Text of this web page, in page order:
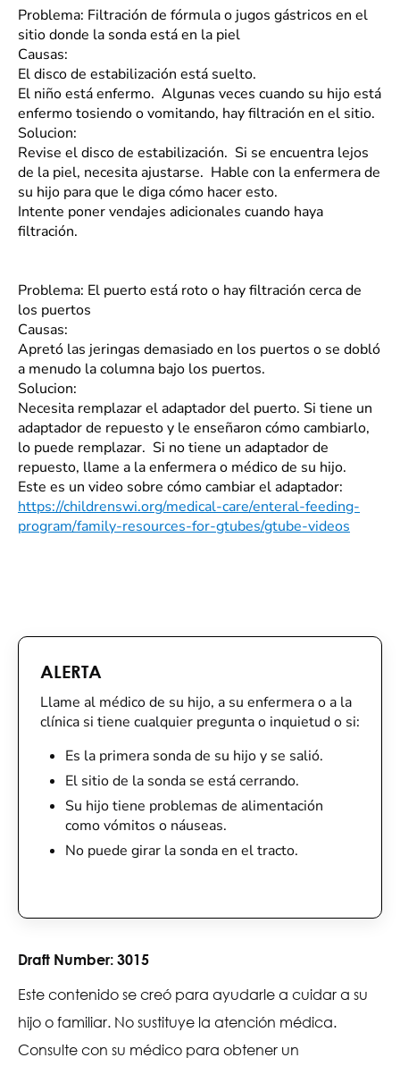
Problema: Filtración de fórmula o jugos gástricos en el
sitio donde la sonda está en la piel
Causas:
El disco de estabilización está suelto.
El niño está enfermo. Algunas veces cuando su hijo está
enfermo tosiendo o vomitando, hay filtración en el sitio.
Solucion:
Revise el disco de estabilización. Si se encuentra lejos
de la piel, necesita ajustarse. Hable con la enfermera de
su hijo para que le diga cómo hacer esto.
Intente poner vendajes adicionales cuando haya
filtración.
Problema: El puerto está roto o hay filtración cerca de
los puertos
Causas:
Apretó las jeringas demasiado en los puertos o se dobló
a menudo la columna bajo los puertos.
Solucion:
Necesita remplazar el adaptador del puerto. Si tiene un
adaptador de repuesto y le enseñaron cómo cambiarlo,
lo puede remplazar. Si no tiene un adaptador de
repuesto, llame a la enfermera o médico de su hijo.
Este es un video sobre cómo cambiar el adaptador:
https://childrenswi.org/medical-care/enteral-feeding-
program/family-resources-for-gtubes/gtube-videos
ALERTA
Llame al médico de su hijo, a su enfermera o a la
clínica si tiene cualquier pregunta o inquietud o si:
Es la primera sonda de su hijo y se salió.
El sitio de la sonda se está cerrando.
Su hijo tiene problemas de alimentación
como vómitos o náuseas.
No puede girar la sonda en el tracto.
Draft Number: 3015
Este contenido se creó para ayudarle a cuidar a su
hijo o familiar. No sustituye la atención médica.
Consulte con su médico para obtener un